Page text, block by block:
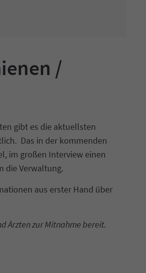
/
gibt es die aktuellsten
Das in der kommenden
im großen Interview einen
die Verwaltung.
aus erster Hand über
Ärzten zur Mitnahme bereit.